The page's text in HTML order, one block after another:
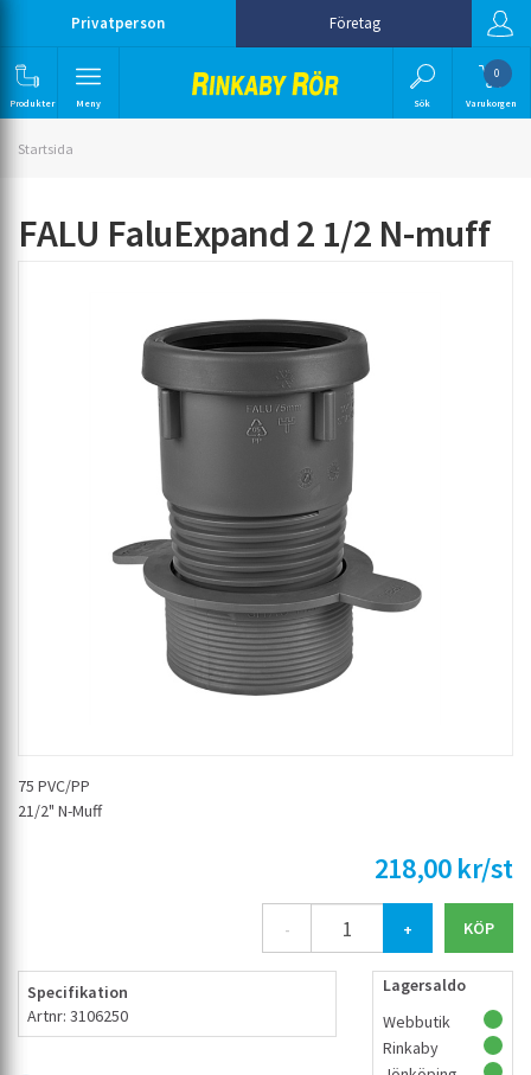
Privatperson Företag
Produkter Meny Sök
0
Varukorgen
Startsida
FALU FaluExpand 2 1/2 N-muff
75 PVC/PP
21/2" N-Muff
218,00 kr/st
- +
Specifikation
Artnr: 3106250
Lagersaldo
Webbutik
Rinkaby